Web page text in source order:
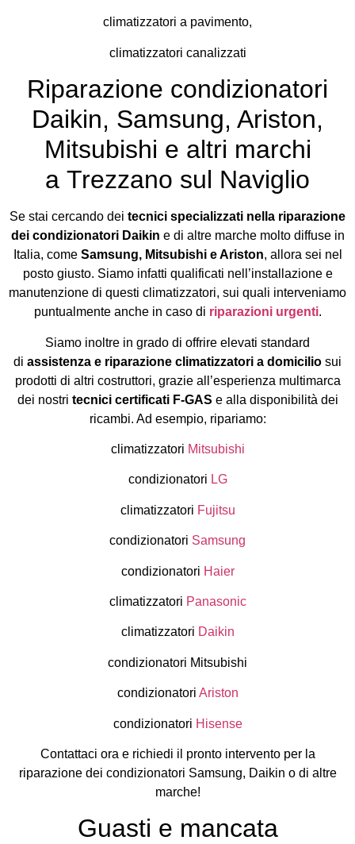
climatizzatori a pavimento,
climatizzatori canalizzati
Riparazione condizionatori
Daikin, Samsung, Ariston,
Mitsubishi e altri marchi
a Trezzano sul Naviglio
Se stai cercando dei tecnici specializzati nella riparazione
dei condizionatori Daikin e di altre marche molto diffuse in
Italia, come Samsung, Mitsubishi e Ariston, allora sei nel
posto giusto. Siamo infatti qualificati nell’installazione e
manutenzione di questi climatizzatori, sui quali interveniamo
puntualmente anche in caso di riparazioni urgenti.
Siamo inoltre in grado di offrire elevati standard
di assistenza e riparazione climatizzatori a domicilio sui
prodotti di altri costruttori, grazie all’esperienza multimarca
dei nostri tecnici certificati F-GAS e alla disponibilità dei
ricambi. Ad esempio, ripariamo:
climatizzatori Mitsubishi
condizionatori LG
climatizzatori Fujitsu
condizionatori Samsung
condizionatori Haier
climatizzatori Panasonic
climatizzatori Daikin
condizionatori Mitsubishi
condizionatori Ariston
condizionatori Hisense
Contattaci ora e richiedi il pronto intervento per la
riparazione dei condizionatori Samsung, Daikin o di altre
marche!
Guasti e mancata